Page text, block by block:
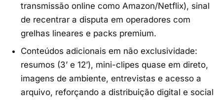
transmissão online como Amazon/Netflix), sinal
de recentrar a disputa em operadores com
grelhas lineares e packs premium.
Conteúdos adicionais em não exclusividade:
resumos (3’ e 12’), mini-clipes quase em direto,
imagens de ambiente, entrevistas e acesso a
arquivo, reforçando a distribuição digital e social